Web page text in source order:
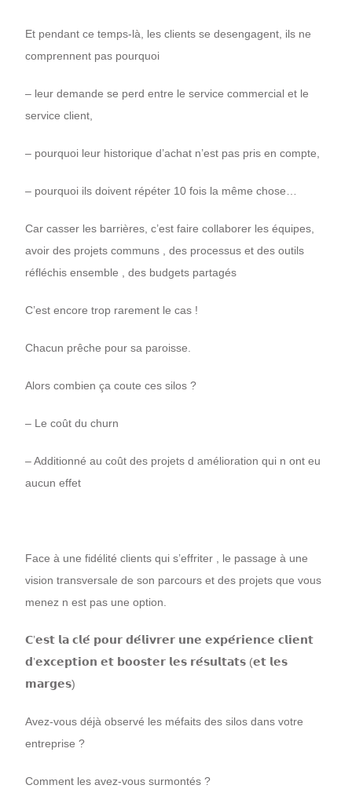
Et pendant ce temps-là, les clients se desengagent, ils ne
comprennent pas pourquoi
– leur demande se perd entre le service commercial et le
service client,
– pourquoi leur historique d’achat n’est pas pris en compte,
– pourquoi ils doivent répéter 10 fois la même chose…
Car casser les barrières, c’est faire collaborer les équipes,
avoir des projets communs , des processus et des outils
réfléchis ensemble , des budgets partagés
C’est encore trop rarement le cas !
Chacun prêche pour sa paroisse.
Alors combien ça coute ces silos ?
– Le coût du churn
– Additionné au coût des projets d amélioration qui n ont eu
aucun effet
Face à une fidélité clients qui s’effriter , le passage à une
vision transversale de son parcours et des projets que vous
menez n est pas une option.
𝗖’𝗲𝘀𝘁 𝗹𝗮 𝗰𝗹𝗲́ 𝗽𝗼𝘂𝗿 𝗱𝗲́𝗹𝗶𝘃𝗿𝗲𝗿 𝘂𝗻𝗲 𝗲𝘅𝗽𝗲́𝗿𝗶𝗲𝗻𝗰𝗲 𝗰𝗹𝗶𝗲𝗻𝘁
𝗱’𝗲𝘅𝗰𝗲𝗽𝘁𝗶𝗼𝗻 𝗲𝘁 𝗯𝗼𝗼𝘀𝘁𝗲𝗿 𝗹𝗲𝘀 𝗿𝗲́𝘀𝘂𝗹𝘁𝗮𝘁𝘀 (𝗲𝘁 𝗹𝗲𝘀
𝗺𝗮𝗿𝗴𝗲𝘀)
Avez-vous déjà observé les méfaits des silos dans votre
entreprise ?
Comment les avez-vous surmontés ?